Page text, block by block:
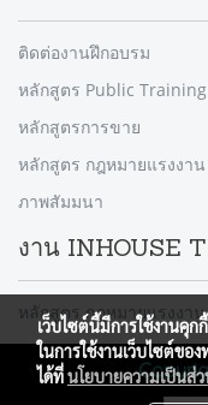
ติดต่องานฝึกอบรม
หลักสูตร Public Training
หลักสูตรการขาย
หลักสูตร กฎหมายแรงงาน
ภาพสัมมนา
งาน INHOUSE
หลักสูตร กฎหมายแรงงาน
เว็บไซต์นี้มีการใช้งานคุ
ในการใช้งานเว็บไซต์ขอ
ได้ที่นโยบายความเป็นส่